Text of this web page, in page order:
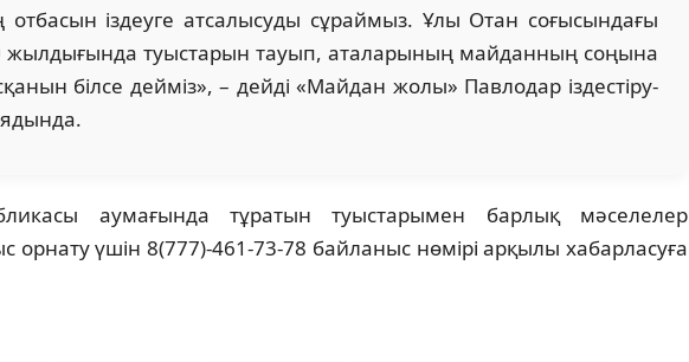
іздеуге атсалысуды сұраймыз. Ұлы Отан соғысындағы
жылдығында туыстарын тауып, аталарының майданның соңына
білсе дейміз», – дейді «Майдан жолы» Павлодар іздестіру-
аумағында тұратын туыстарымен барлық мәселелер
үшін 8(777)-461-73-78 байланыс нөмірі арқылы хабарласуға